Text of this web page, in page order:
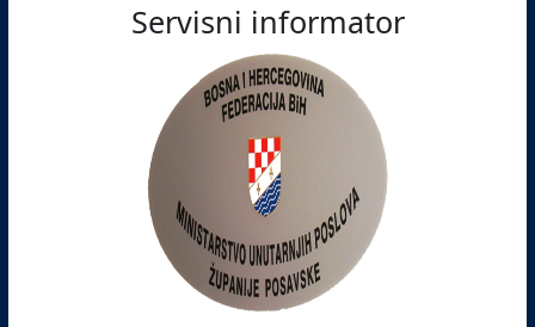
Servisni informator